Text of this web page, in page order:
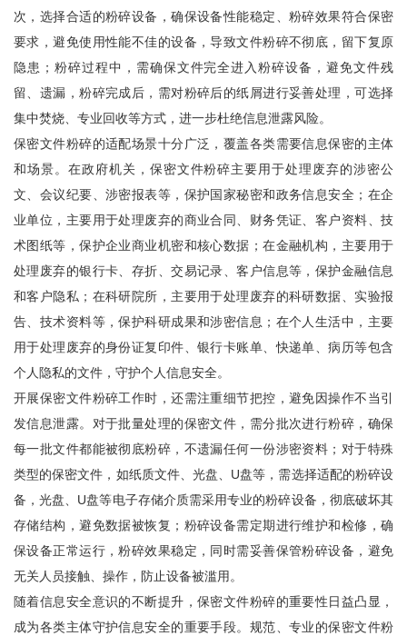
次，选择合适的粉碎设备，确保设备性能稳定、粉碎效果符合保密
要求，避免使用性能不佳的设备，导致文件粉碎不彻底，留下复原
隐患；粉碎过程中，需确保文件完全进入粉碎设备，避免文件残
留、遗漏，粉碎完成后，需对粉碎后的纸屑进行妥善处理，可选择
集中焚烧、专业回收等方式，进一步杜绝信息泄露风险。
保密文件粉碎的适配场景十分广泛，覆盖各类需要信息保密的主体
和场景。在政府机关，保密文件粉碎主要用于处理废弃的涉密公
文、会议纪要、涉密报表等，保护国家秘密和政务信息安全；在企
业单位，主要用于处理废弃的商业合同、财务凭证、客户资料、技
术图纸等，保护企业商业机密和核心数据；在金融机构，主要用于
处理废弃的银行卡、存折、交易记录、客户信息等，保护金融信息
和客户隐私；在科研院所，主要用于处理废弃的科研数据、实验报
告、技术资料等，保护科研成果和涉密信息；在个人生活中，主要
用于处理废弃的身份证复印件、银行卡账单、快递单、病历等包含
个人隐私的文件，守护个人信息安全。
开展保密文件粉碎工作时，还需注重细节把控，避免因操作不当引
发信息泄露。对于批量处理的保密文件，需分批次进行粉碎，确保
每一批文件都能被彻底粉碎，不遗漏任何一份涉密资料；对于特殊
类型的保密文件，如纸质文件、光盘、U盘等，需选择适配的粉碎设
备，光盘、U盘等电子存储介质需采用专业的粉碎设备，彻底破坏其
存储结构，避免数据被恢复；粉碎设备需定期进行维护和检修，确
保设备正常运行，粉碎效果稳定，同时需妥善保管粉碎设备，避免
无关人员接触、操作，防止设备被滥用。
随着信息安全意识的不断提升，保密文件粉碎的重要性日益凸显，
成为各类主体守护信息安全的重要手段。规范、专业的保密文件粉